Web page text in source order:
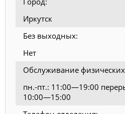
Иркутск
Без выходных:
Нет
Обслуживание
пн.-пт.: 11:00—19:00
10:00—15:00